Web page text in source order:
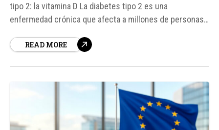
tipo 2: la vitamina D La diabetes tipo 2 es una
enfermedad crónica que afecta a millones de personas
de la población sufre prediabetes, lo que significa que el
READ MORE